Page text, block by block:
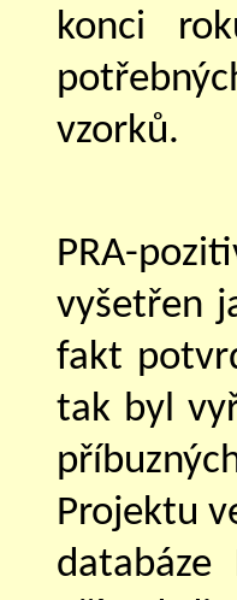
konci
vzorků.
PRA-
vyšetřen
fakt
tak byl
Projektu